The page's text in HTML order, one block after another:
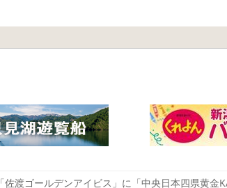
「佐渡ゴールデンアイビス」に「中央日本四県黄